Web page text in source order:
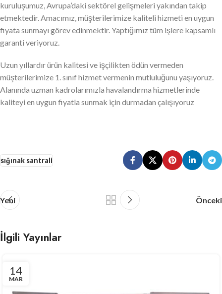
kuruluşumuz, Avrupa’daki sektörel gelişmeleri yakından takip
etmektedir. Amacımız, müşterilerimize kaliteli hizmeti en uygun
fiyata sunmayı görev edinmektir. Yaptığımız tüm işlere kapsamlı
garanti veriyoruz.
Uzun yıllardır ürün kalitesi ve işçilikten ödün vermeden
müşterilerimize 1. sınıf hizmet vermenin mutluluğunu yaşıyoruz.
Alanında uzman kadrolarımızla havalandırma hizmetlerinde
kaliteyi en uygun fiyatla sunmak için durmadan çalışıyoruz
sığınak santrali
Yeni Önceki
İlgili Yayınlar
14
MAR